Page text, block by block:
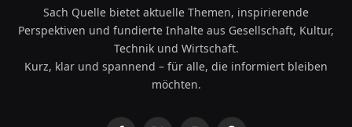
Sach Quelle bietet aktuelle Themen, inspirierende
Perspektiven und fundierte Inhalte aus Gesellschaft, Kultur,
Technik und Wirtschaft.
Kurz, klar und spannend – für alle, die informiert bleiben
möchten.